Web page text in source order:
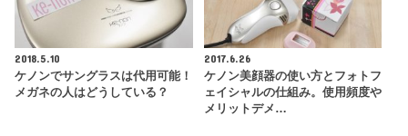
2018.5.10
ケノンでサングラスは代用可能！
メガネの人はどうしている？
2017.6.26
ケノン美顔器の使い方とフォトフ
ェイシャルの仕組み。使用頻度や
メリットデメ…